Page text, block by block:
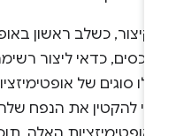
כשלב ראשון
כדאי ליצור רשימה
סוגים של
להקטין את הנפח שלהם.